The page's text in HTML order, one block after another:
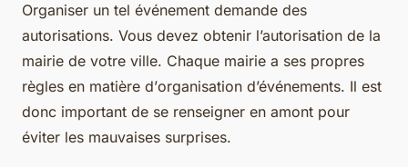
Organiser un tel événement demande des
autorisations. Vous devez obtenir l’autorisation de la
mairie de votre ville. Chaque mairie a ses propres
règles en matière d’organisation d’événements. Il est
donc important de se renseigner en amont pour
éviter les mauvaises surprises.